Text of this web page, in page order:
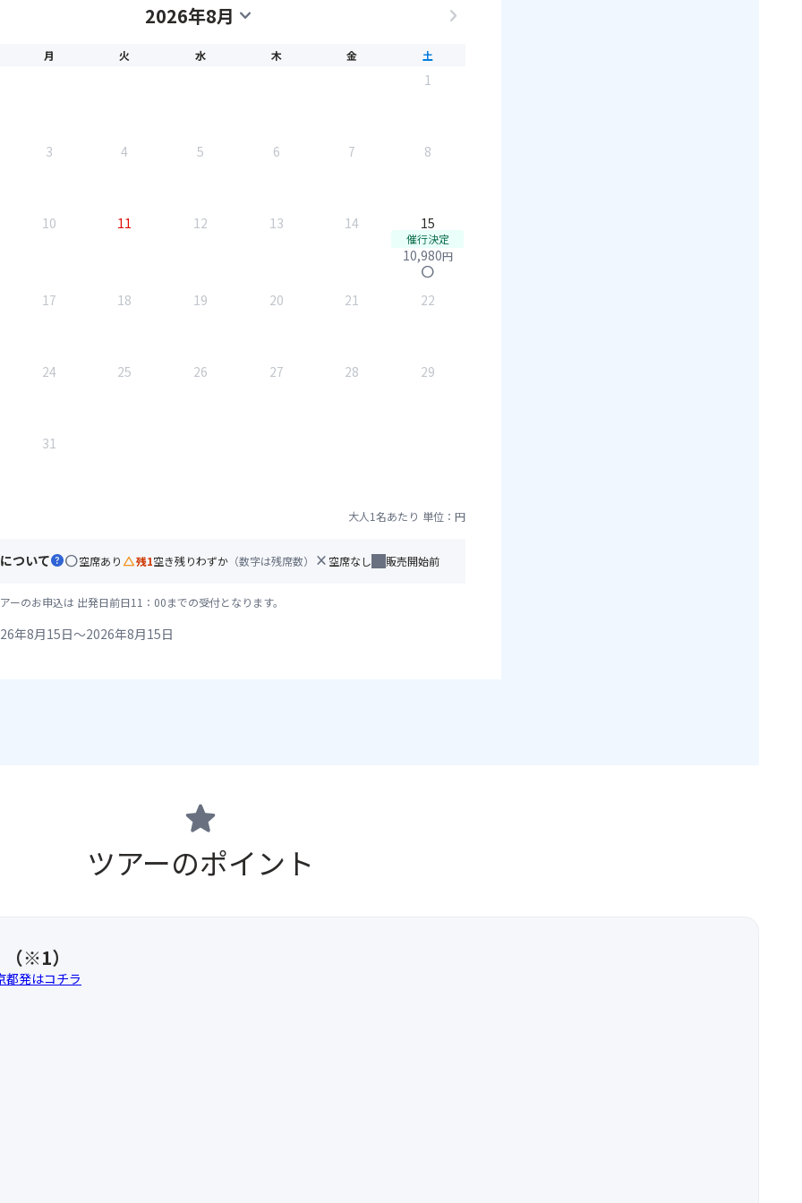
2026年8月 expand_more chevron_right
月 火 水 木 金 土
1
3 4 5 6 7 8
10 11 12 13 14 15
催行決定
10,980円
circle
17
18 19 20 21 22
24 25 26 27 28 29
31
大人1名あたり 単位：円
ついてhelpcircle空席あり change_history残1空き残りわずか （数字は残席数） close 空席なし 販売開始前
ーのお申込は 出発日前日11：00までの受付となります。
年8月15日～2026年8月15日
star
ツアーのポイント
※1）
都発はコチラ